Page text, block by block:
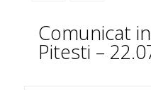
Comunicat
Pitesti –